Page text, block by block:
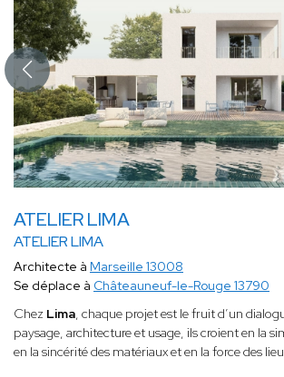
ATELIER LIMA
ATELIER LIMA
Architecte à Marseille 13008
Se déplace à Châteauneuf-le-Rouge 13790
Chez Lima, chaque projet est le fruit d’un
paysage, architecture et usage, ils croient en la
en la sincérité des matériaux et en la force des